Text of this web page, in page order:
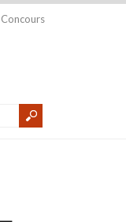
Concours